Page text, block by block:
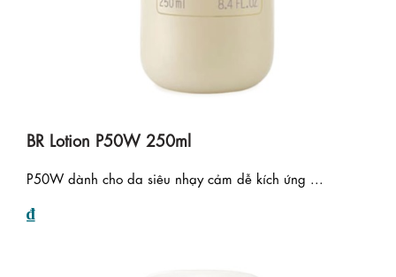
BR Lotion P50W 250ml
P50W dành cho da siêu nhạy cảm dễ kích ứng ...
₫